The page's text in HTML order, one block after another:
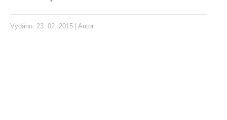
Vydáno: 23. 02. 2015 | Autor: